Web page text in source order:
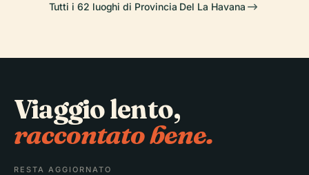
Tutti i 62 luoghi di Provincia Del La Havana
Viaggio lento,
raccontato bene.
RESTA AGGIORNATO